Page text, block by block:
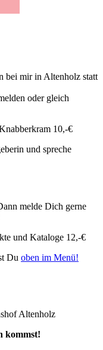
bei mir in Altenholz statt
oder gleich
10,-€
und spreche
melde Dich gerne
und Kataloge 12,-€
Du oben im Menü!
Altenholz
kommst!